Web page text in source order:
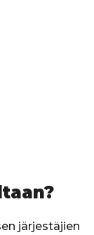
järjestäjien